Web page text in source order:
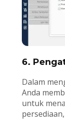
6.
Dalam
Anda
untuk